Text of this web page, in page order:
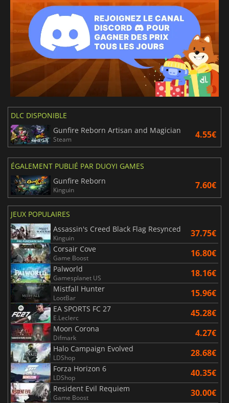
DLC DISPONIBLE
Gunfire Reborn Artisan and Magician
Steam 4.55€
ÉGALEMENT PUBLIÉ PAR DUOYI GAMES
Gunfire Reborn
Kinguin 7.60€
JEUX POPULAIRES
Assassin's Creed Black Flag Resynced
Kinguin 37.75€
Corsair Cove
Game Boost 16.80€
Palworld
Gamesplanet US 18.16€
Mistfall Hunter
LootBar 15.96€
EA SPORTS FC 27
E.Leclerc 45.28€
Moon Corona
Difmark 4.27€
Halo Campaign Evolved
LDShop 28.68€
Forza Horizon 6
LDShop 40.35€
Resident Evil Requiem
Game Boost 30.00€